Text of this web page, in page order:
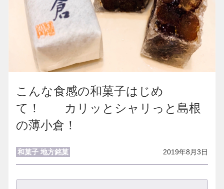
こんな食感の和菓子はじめ
て！ カリッとシャリっと島根
の薄小倉！
和菓子 地方銘菓 2019年8月3日